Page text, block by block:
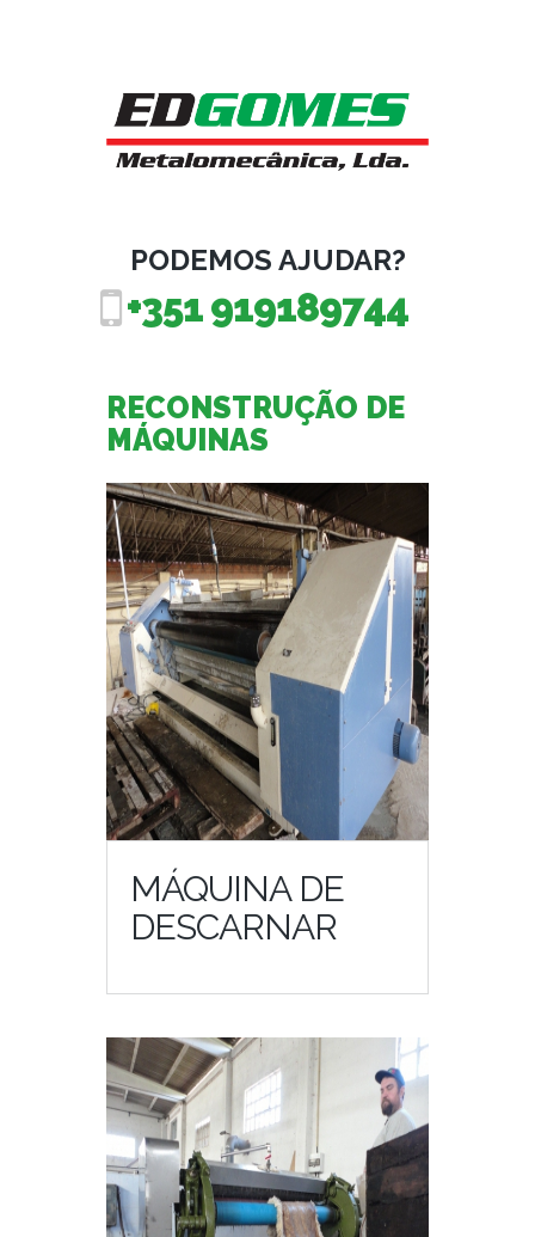
PODEMOS AJUDAR?
+351 919189744
RECONSTRUÇÃO DE
MÁQUINAS
MÁQUINA DE
DESCARNAR